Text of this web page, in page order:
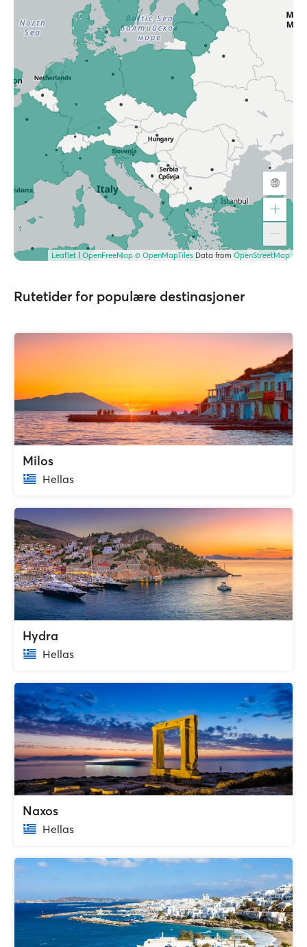
Leaflet OpenFreeMap © OpenMapTiles Data from OpenStreetMap
Rutetider for populære destinasjoner
Milos
Hellas
Hydra
Hellas
Naxos
Hellas